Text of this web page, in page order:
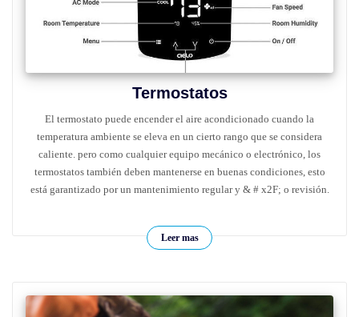
Termostatos
El termostato puede encender el aire acondicionado cuando la
temperatura ambiente se eleva en un cierto rango que se considera
caliente. pero como cualquier equipo mecánico o electrónico, los
termostatos también deben mantenerse en buenas condiciones, esto
está garantizado por un mantenimiento regular y & # x2F; o revisión.
Leer mas